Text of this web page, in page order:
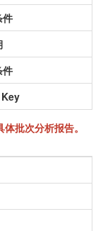
件
件
批次分析报告。